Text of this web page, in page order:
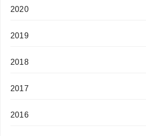
2020
2019
2018
2017
2016